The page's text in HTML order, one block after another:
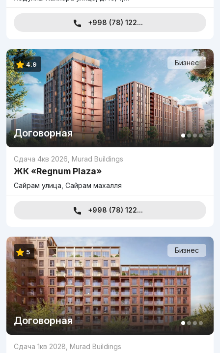
+998 (78) 122...
Бизнес
Договорная
4.9
Сдача 4кв 2026 Murad Buildings
ЖК «Regnum Plaza»
Сайрам улица, Сайрам махалля
+998 (78) 122...
Бизнес
Договорная
5
Сдача 1кв 2028 Murad Buildings